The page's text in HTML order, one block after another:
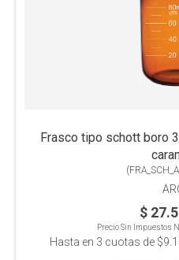
Frasco tipo schott boro
(
$
Precio Sin Impuestos
Hasta en 3 cuotas de